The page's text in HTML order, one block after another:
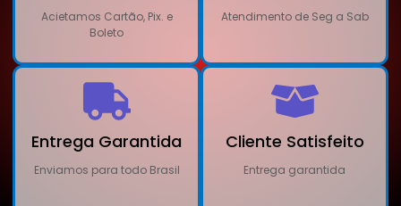
Acietamos Cartão, Pix. e
Boleto
Atendimento de Seg a Sab
Entrega Garantida
Enviamos para todo Brasil
Cliente Satisfeito
Entrega garantida